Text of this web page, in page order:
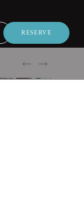
RESERVE